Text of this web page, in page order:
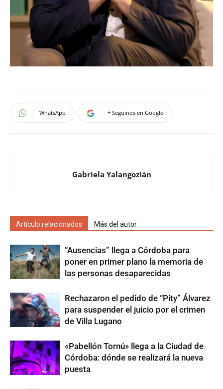
WhatsApp + Seguinos en Google
Gabriela Yalangozián
Artículo relacionados Más del autor
“Ausencias” llega a Córdoba para
poner en primer plano la memoria de
las personas desaparecidas
Rechazaron el pedido de “Pity” Álvarez
para suspender el juicio por el crimen
de Villa Lugano
«Pabellón Tornú» llega a la Ciudad de
Córdoba: dónde se realizará la nueva
puesta